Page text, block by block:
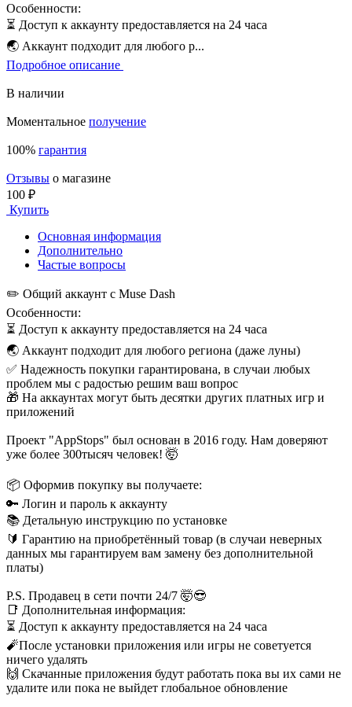
Особенности:
⏳ Доступ к аккаунту предоставляется на 24 часа
🌏 Аккаунт подходит для любого р...
Подробное описание
В наличии
Моментальное получение
100% гарантия
Отзывы о магазине
100 ₽
Купить
Основная информация
Дополнительно
Частые вопросы
✏️ Общий аккаунт с Muse Dash
Особенности:
⏳ Доступ к аккаунту предоставляется на 24 часа
🌏 Аккаунт подходит для любого региона (даже луны)
✅ Надежность покупки гарантирована, в случаи любых
проблем мы с радостью решим ваш вопрос
🎁 На аккаунтах могут быть десятки других платных игр и
приложений
Проект "AppStops" был основан в 2016 году. Нам доверяют
уже более 300тысяч человек! 🤯
📦 Оформив покупку вы получаете:
🔑 Логин и пароль к аккаунту
📚 Детальную инструкцию по установке
🔰 Гарантию на приобретённый товар (в случаи неверных
данных мы гарантируем вам замену без дополнительной
платы)
P.S. Продавец в сети почти 24/7 🤯😎
📑 Дополнительная информация:
⏳ Доступ к аккаунту предоставляется на 24 часа
🧨После установки приложения или игры не советуется
ничего удалять
🙌 Скачанные приложения будут работать пока вы их сами не
удалите или пока не выйдет глобальное обновление